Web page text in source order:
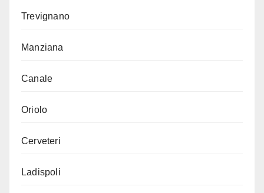
Trevignano
Manziana
Canale
Oriolo
Cerveteri
Ladispoli